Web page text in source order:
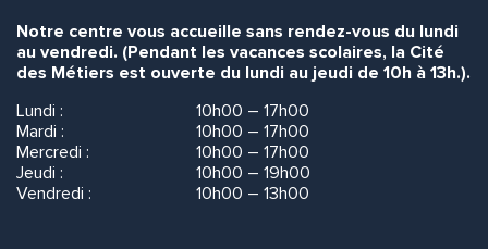
Notre centre vous accueille sans rendez-vous du lundi
au vendredi. (Pendant les vacances scolaires, la Cité
des Métiers est ouverte du lundi au jeudi de 10h à 13h.).
Lundi :
10h00 – 17h00
Mardi :
10h00 – 17h00
Mercredi :
10h00 – 17h00
Jeudi :
10h00 – 19h00
Vendredi :
10h00 – 13h00